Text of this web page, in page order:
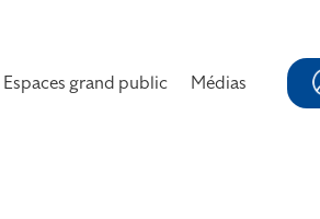
Espaces grand public Médias